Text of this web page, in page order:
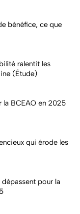
bénéfice, ce que
ralentit les
(Étude)
la BCEAO en 2025
qui érode les
pour la